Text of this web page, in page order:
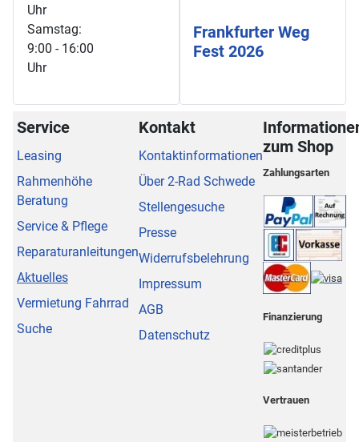
Uhr
Samstag:
9:00 - 16:00
Uhr
Frankfurter Weg
Fest 2026
Service
Leasing
Rahmenhöhe
Beratung
Service & Pflege
Reparaturanleitungen
Aktuelles
Vermietung Fahrrad
Suche
Kontakt
Kontaktinformationen
Über 2-Rad Schwede
Stellengesuche
Presse
Widerrufsbelehrung
Impressum
AGB
Datenschutz
zum Shop
Zahlungsarten
Finanzierung
Vertrauen